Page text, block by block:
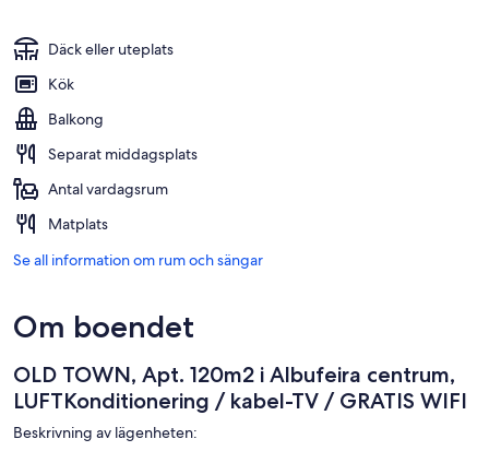
Däck eller uteplats
Kök
Balkong
Separat middagsplats
Antal vardagsrum
Matplats
Se all information om rum och sängar
Om boendet
OLD TOWN, Apt. 120m2 i Albufeira centrum,
LUFTKonditionering / kabel-TV / GRATIS WIFI
Beskrivning av lägenheten: